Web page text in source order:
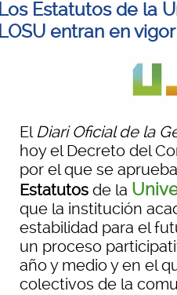
Los Estatutos de la
LOSU entran en vigor
El Diari Oficial de la
hoy el Decreto del
por el que se
Estatutos de la
que la institución
estabilidad para el
un proceso
año y medio y en el
colectivos de la